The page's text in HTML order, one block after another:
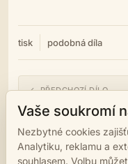
tisk podobná díla
← PŘEDCHOZÍ DÍLO
Divoženky
Vaše soukromí
Nezbytné cookies
Analytiku, reklamu a
souhlasem. Volbu